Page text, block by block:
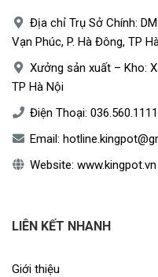
Địa chỉ Trụ Sở Chính:
Vạn Phúc, P. Hà Đông, TP
Xưởng sản xuất – Kho:
TP Hà Nội
Điện Thoại: 036.560.1111
Email:
Website: www.kingpot.vn
LIÊN KẾT NHANH
Giới thiệu